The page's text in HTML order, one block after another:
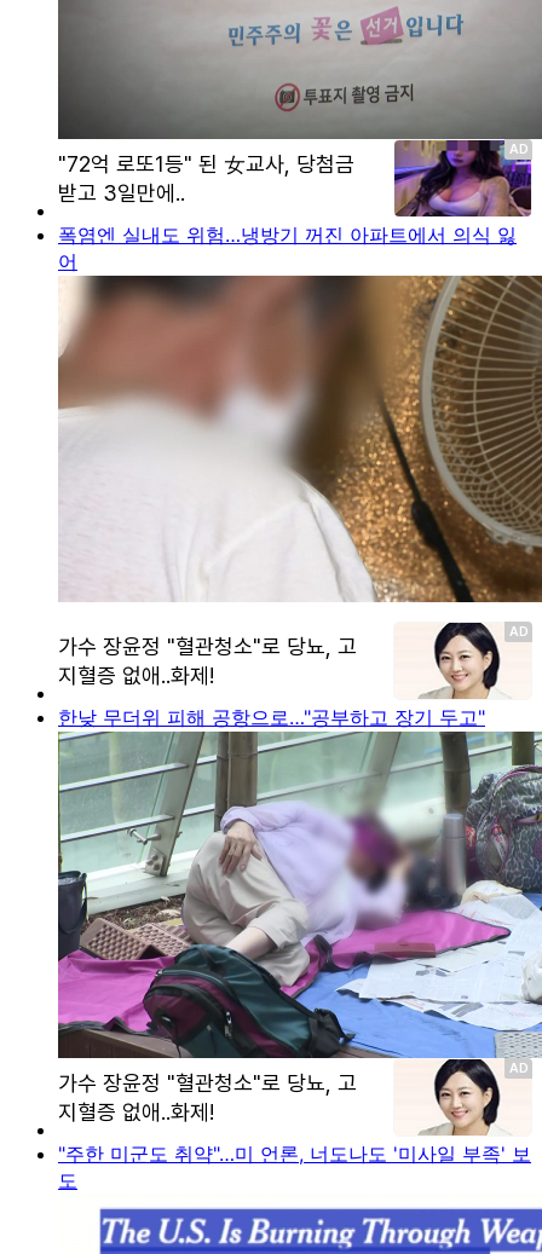
폭염엔 실내도 위험…냉방기 꺼진 아파트에서 의식 잃
어
한낮 무더위 피해 공항으로…"공부하고 장기 두고"
"주한 미군도 취약"…미 언론, 너도나도 '미사일 부족' 보
도